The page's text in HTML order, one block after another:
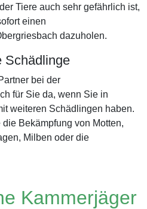
Tiere auch sehr gefährlich ist,
einen
dazuholen.
Schädlinge
bei der
für Sie da, wenn Sie in
weiteren Schädlingen haben.
Bekämpfung von Motten,
Milben oder die
Kammerjäger